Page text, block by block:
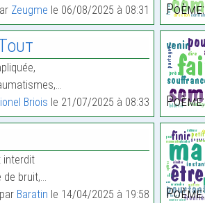
Zeugme le 06/08/2025 à 08:31 Poème:
Briois le 21/07/2025 à 08:33 Poème:
interdit
de bruit,…
Baratin le 14/04/2025 à 19:58 Poème: